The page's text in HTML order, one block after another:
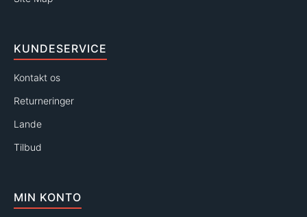
KUNDESERVICE
Kontakt os
Returneringer
Lande
Tilbud
MIN KONTO